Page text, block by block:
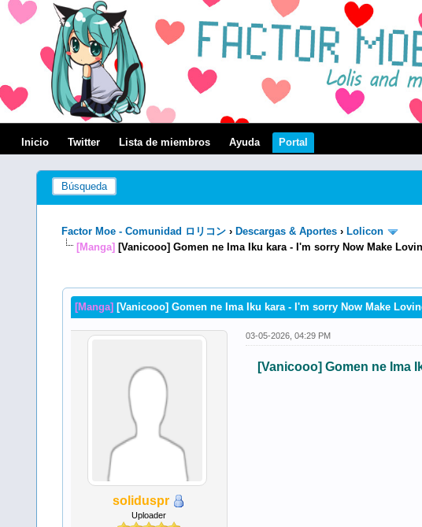
Inicio Twitter Lista de miembros Ayuda Portal
Búsqueda
Factor Moe - Comunidad ロリコン › Descargas & Aportes › Lolicon
[Manga] [Vanicooo] Gomen ne Ima Iku kara - I'm sorry Now Make
[Manga] [Vanicooo] Gomen ne Ima Iku kara - I'm sorry Now Make
soliduspr
Uploader
03-05-2026, 04:29 PM
[Vanicooo] Gomen ne Ima